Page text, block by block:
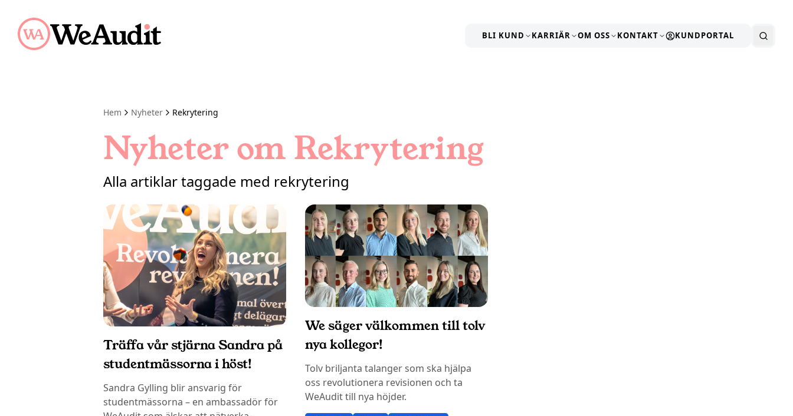
BLI KUND KARRIÄR OM OSS KONTAKT KUNDPORTAL
Hem Nyheter Rekrytering
Nyheter om Rekrytering
Alla artiklar taggade med rekrytering
Träffa vår stjärna Sandra på
studentmässorna i höst!
Sandra Gylling blir ansvarig för
studentmässorna – en ambassadör för
We säger välkommen till tolv
nya kollegor!
Tolv briljanta talanger som ska hjälpa
oss revolutionera revisionen och ta
WeAudit till nya höjder.